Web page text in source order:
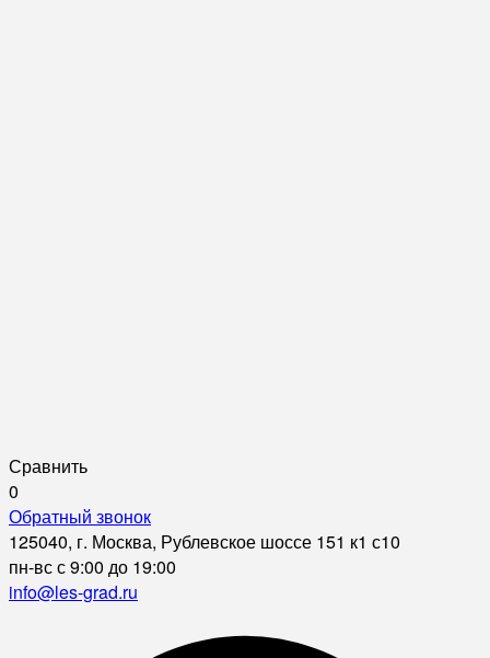
Сравнить
0
Обратный звонок
125040, г. Москва, Рублевское шоссе 151 к1 с10
пн-вс с 9:00 до 19:00
info@les-grad.ru